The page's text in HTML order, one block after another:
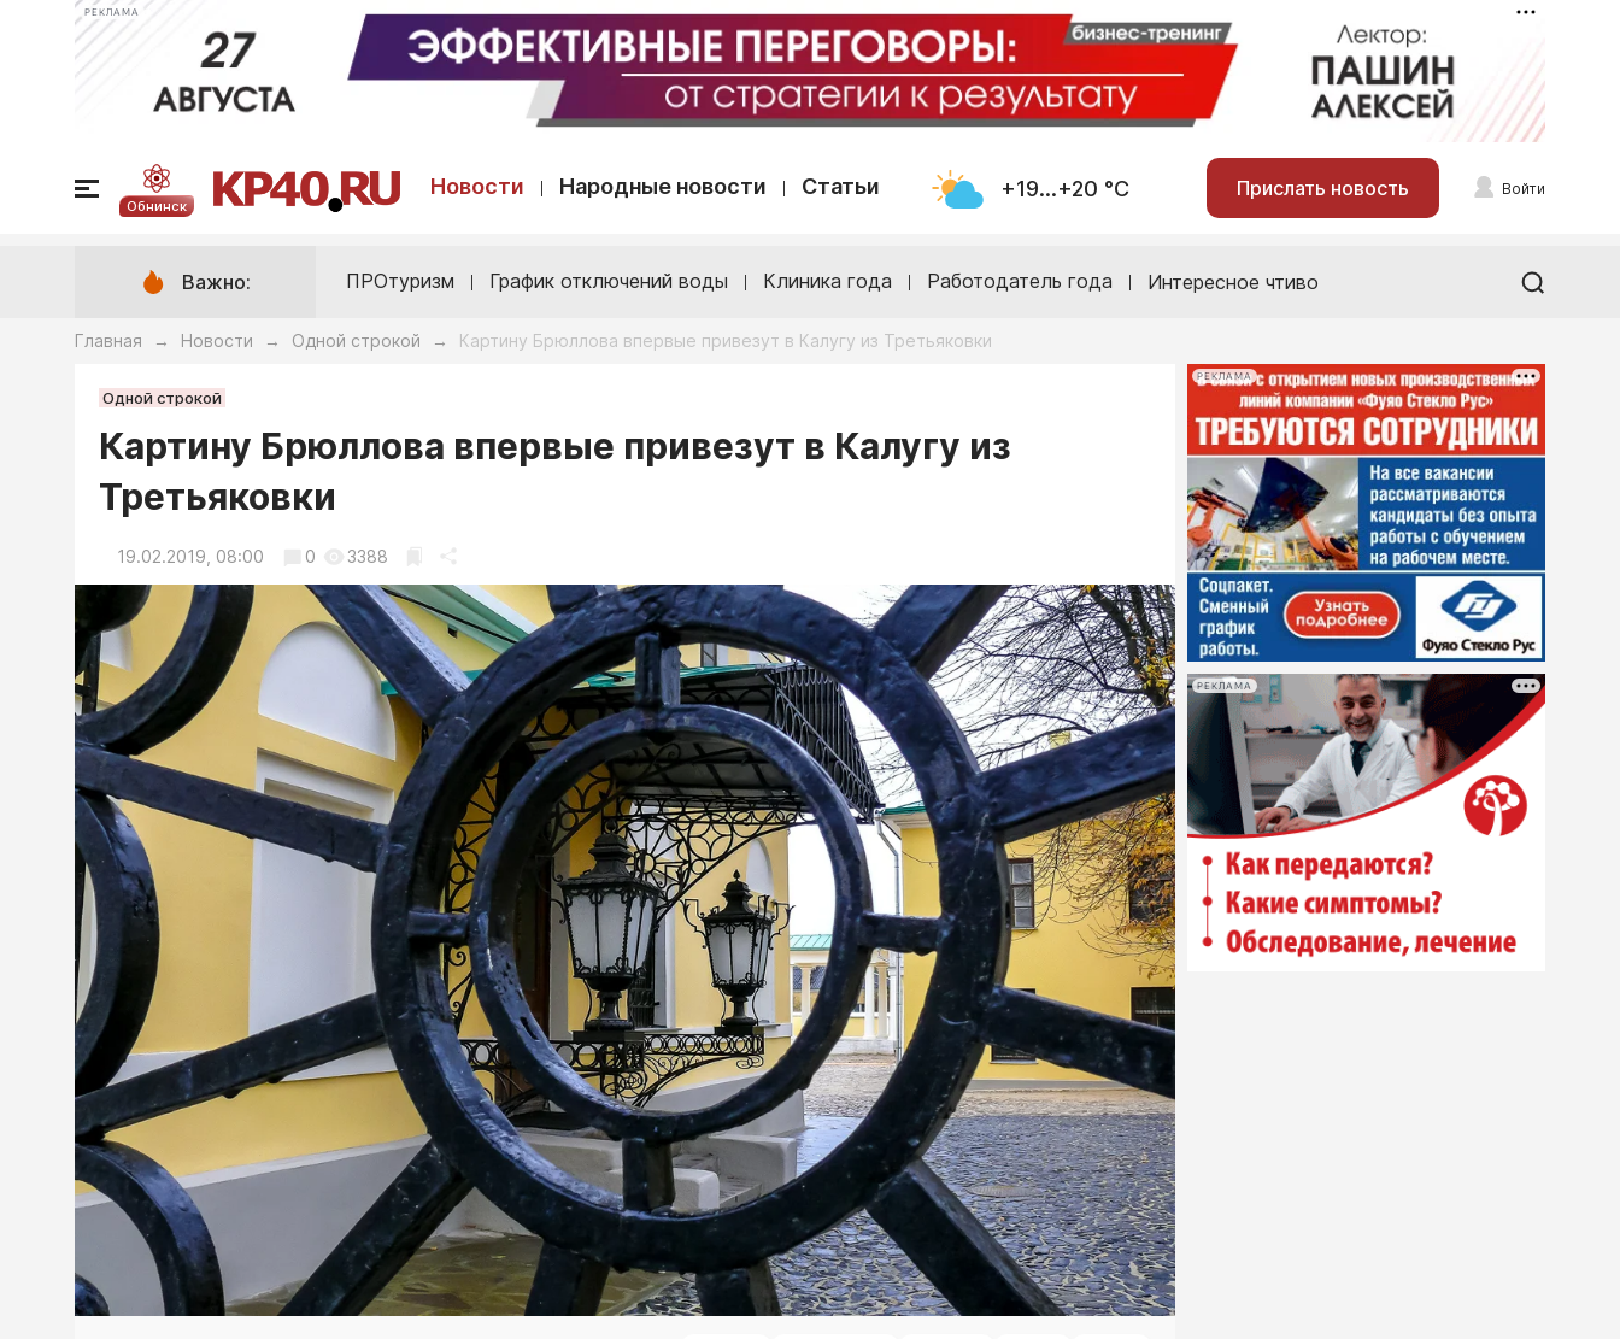
РЕКЛАМА
Обнинск
Новости Народные новости Статьи +19...+20 °С Прислать новость Войти
Важно: ПРОтуризм График отключений воды Клиника года Работодатель года Интересное чтиво
Главная → Новости → Одной строкой → Картину Брюллова впервые привезут в Калугу из Третьяковки
Одной строкой
Картину Брюллова впервые привезут в Калугу из
Третьяковки
19.02.2019, 08:00 0 3388
РЕКЛАМА
РЕКЛАМА